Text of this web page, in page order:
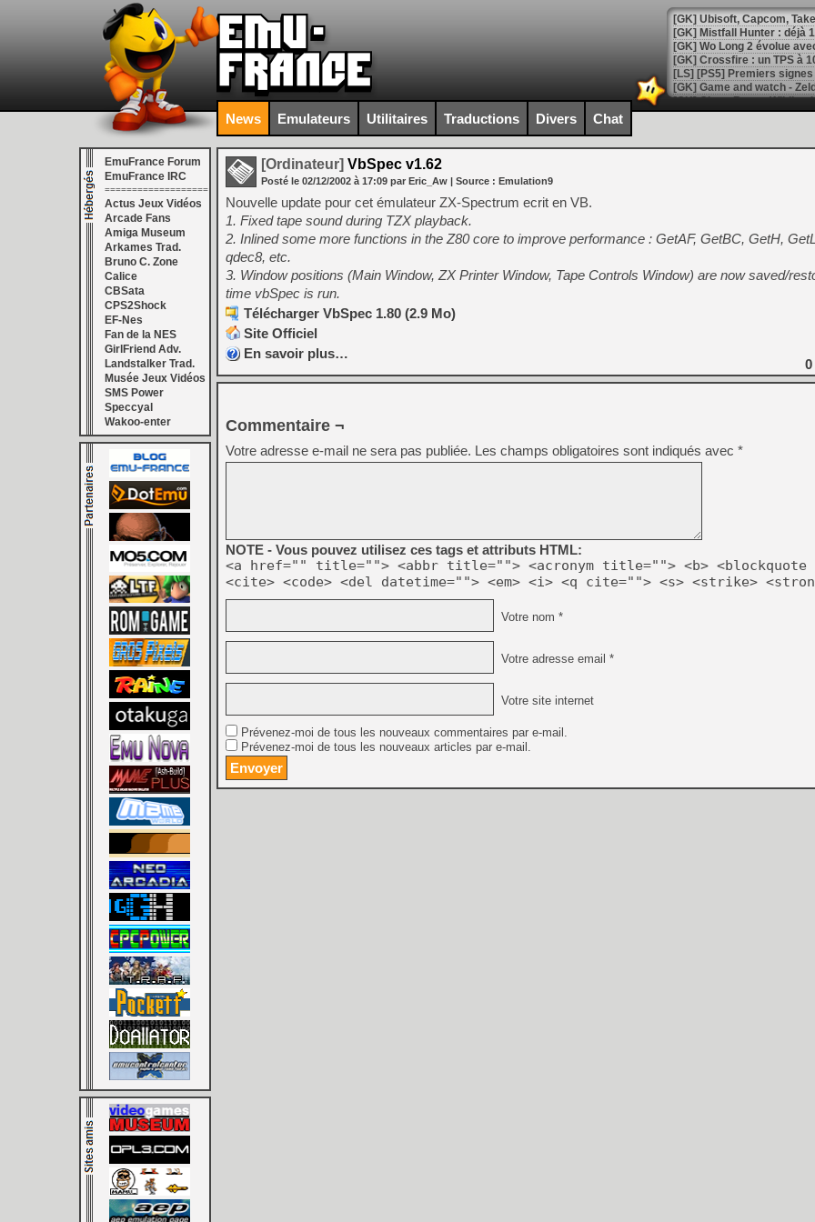
[GK] Mistfall Hunter : déjà
[GK] Wo Long 2 évolue
[GK] Crossfire : un TPS à
[LS] [PS5] Premiers
[Mo5] DOOM arrive en
[GK] Bethesda fête les 30
[GK] Roblox : l'action en
[GK] Agenda - GeForce
[LS] [PS5] ps5-y2jb-
[GK] Pourquoi Marvel
[GK] Test : Restory : Chill
[GK] GTA 6 : Rockstar
[GK] Hot Wheels Infinite
[GK] Mémoire cash -
[GK] Résultats Nintendo :
[GK] Déjà des
[Mo5] Brickboy cherche à
[GK] Minecraft et ses «
[GK] Beast of
[GK] Mémoire cash -
[GK] Dan Houser (GTA)
[GK] Comment EA Sports
[GK] Crimson Moon : un
[GK] Isle of Reveries : le
[GK] Moonlighter 2 : The
[GK] Capcom relance
[Mo5] Deux inédits du
News Emulateurs Utilitaires Traductions Divers Chat
EmuFrance Forum
EmuFrance IRC
===================
Actus Jeux Vidéos
Arcade Fans
Amiga Museum
Arkames Trad.
Bruno C. Zone
Calice
CBSata
CPS2Shock
EF-Nes
Fan de la NES
GirlFriend Adv.
Landstalker Trad.
Musée Jeux Vidéos
SMS Power
Speccyal
Wakoo-enter
[Ordinateur] VbSpec v1.62
Posté le 02/12/2002 à 17:09 par Eric_Aw | Source : Emulation9
Nouvelle update pour cet émulateur ZX-Spectrum ecrit en VB.
1. Fixed tape sound during TZX playback.
2. Inlined some more functions in the Z80 core to improve performance : GetAF, GetBC, GetH,
qdec8, etc.
3. Window positions (Main Window, ZX Printer Window, Tape Controls Window) are now saved/
time vbSpec is run.
Télécharger VbSpec 1.80 (2.9 Mo)
Site Officiel
En savoir plus…
0
Commentaire ¬
Votre adresse e-mail ne sera pas publiée. Les champs obligatoires sont indiqués avec *
NOTE - Vous pouvez utilisez ces tags et attributs HTML:
<a href="" title=""> <abbr title=""> <acronym title=""> <b> <blockquote
<cite> <code> <del datetime=""> <em> <i> <q cite=""> <s> <strike>
Votre nom *
Votre adresse email *
Votre site internet
Prévenez-moi de tous les nouveaux commentaires par e-mail.
Prévenez-moi de tous les nouveaux articles par e-mail.